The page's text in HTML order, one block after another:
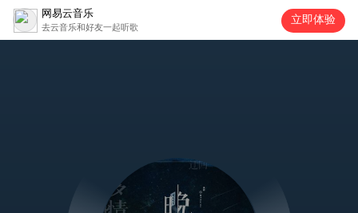
网易云音乐
去云音乐和好友一起听歌
立即体验